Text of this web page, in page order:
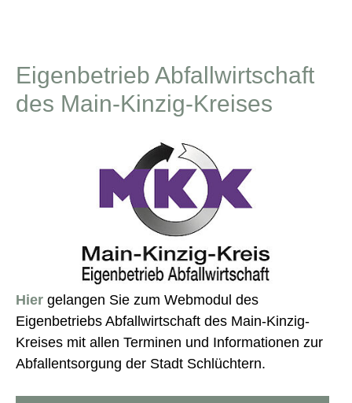
Eigenbetrieb Abfallwirtschaft
des Main-Kinzig-Kreises
Hier gelangen Sie zum Webmodul des
Eigenbetriebs Abfallwirtschaft des Main-Kinzig-
Kreises mit allen Terminen und Informationen zur
Abfallentsorgung der Stadt Schlüchtern.